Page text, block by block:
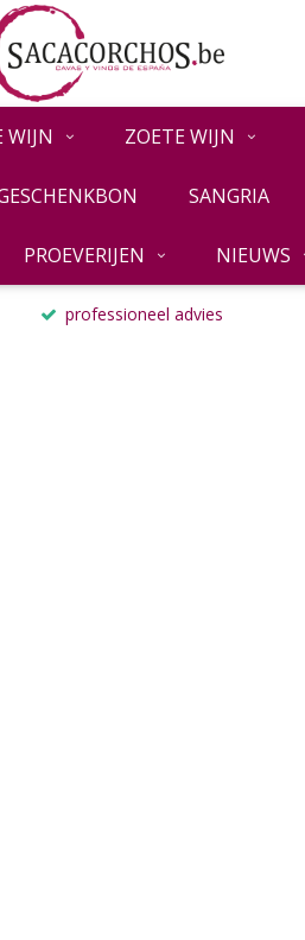
WIJN ZOETE WIJN
SANGRIA
PROEVERIJEN NIEUWS
professioneel advies